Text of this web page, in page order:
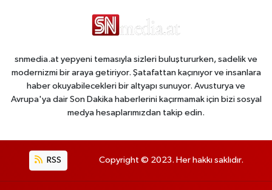
snmedia.at yepyeni temasıyla sizleri buluştururken, sadelik ve
modernizmi bir araya getiriyor. Şatafattan kaçınıyor ve insanlara
haber okuyabilecekleri bir altyapı sunuyor. Avusturya ve
Avrupa'ya dair Son Dakika haberlerini kaçırmamak için bizi sosyal
medya hesaplarımızdan takip edin.
RSS Copyright © 2023. Her hakkı saklıdır.